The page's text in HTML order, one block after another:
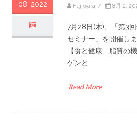
08, 2022 Fujiwara / 8月 2,
7月28日(木)、「第3
セミナー」を開催し
【食と健康 脂質の
ゲンと
Read More